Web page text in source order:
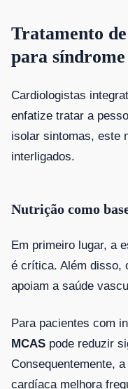
Tratamento
para
Cardiologistas
enfatize tratar a
isolar sintomas, este
interligados.
Nutrição como
Em primeiro lugar, a
é crítica. Além disso,
apoiam a saúde
Para pacientes com
MCAS pode reduzir
Consequentemente,
cardíaca melhora